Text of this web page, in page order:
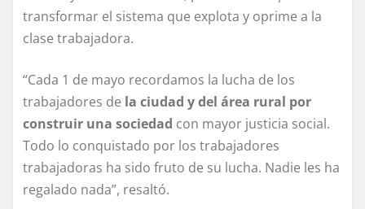
transformar el sistema que explota y oprime a la
clase trabajadora.
“Cada 1 de mayo recordamos la lucha de los
trabajadores de la ciudad y del área rural por
construir una sociedad con mayor justicia social.
Todo lo conquistado por los trabajadores
trabajadoras ha sido fruto de su lucha. Nadie les ha
regalado nada”, resaltó.